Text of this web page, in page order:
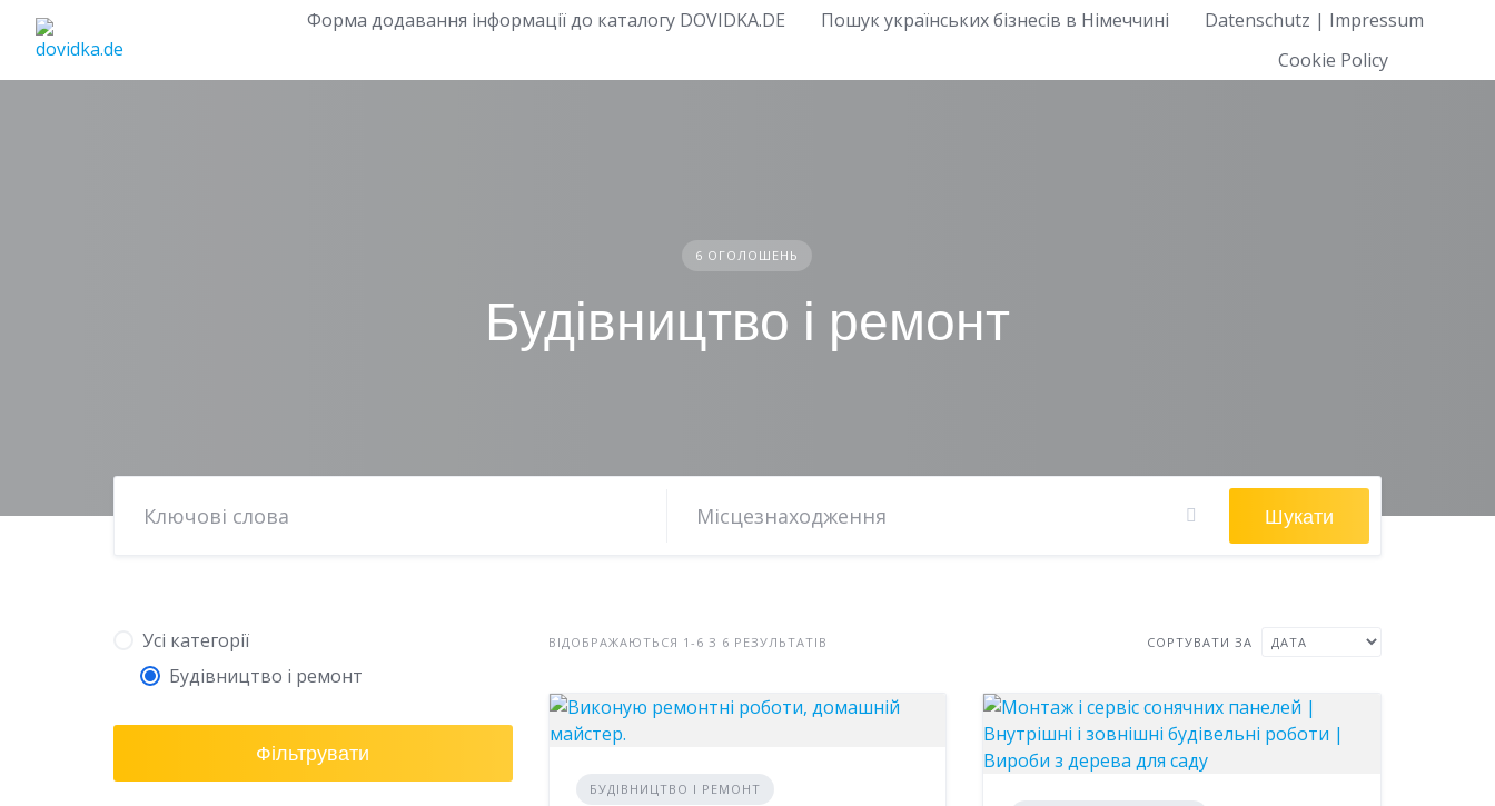
Форма додавання інформації до каталогу DOVIDKA.DE Пошук українських бізнесів в Німеччині
Datenschutz | Impressum
Cookie Policy
6 ОГОЛОШЕНЬ
Будівництво і ремонт
Шукати
Усі категорії
Будівництво і ремонт
Фільтрувати
ВІДОБРАЖАЮТЬСЯ 1-6 З 6 РЕЗУЛЬТАТІВ СОРТУВАТИ ЗА
БУДІВНИЦТВО І РЕМОНТ